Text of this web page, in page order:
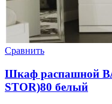
Сравнить
Шкаф распашной
STOR)80 белый